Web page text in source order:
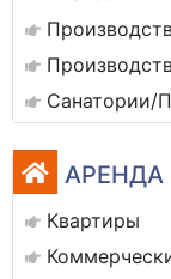
Санатории/
АРЕНДА
Квартиры